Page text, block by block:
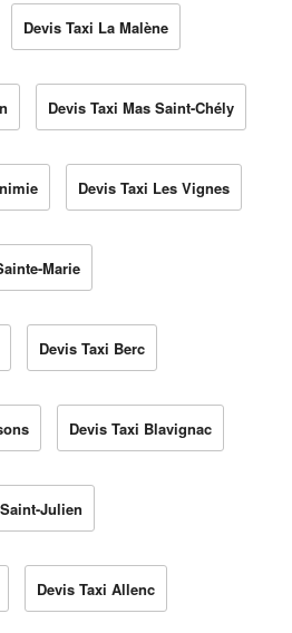
Devis Taxi La Malène
Devis Taxi Mas Saint-Chély
Devis Taxi Les Vignes
Marie
Devis Taxi Berc
Devis Taxi Blavignac
Julien
Devis Taxi Allenc